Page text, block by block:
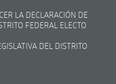
LA DECLARACIÓN DE
FEDERAL ELECTO
DEL DISTRITO